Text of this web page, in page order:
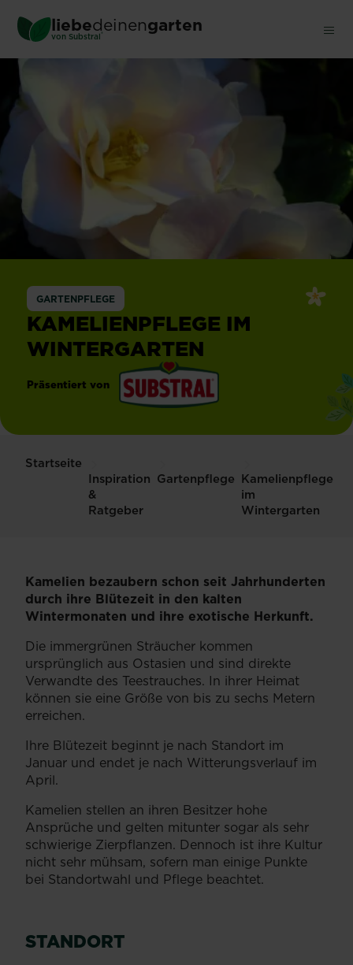
main
content
liebedeinengarten
von Substral ®
GARTENPFLEGE
KAMELIENPFLEGE IM
WINTERGARTEN
Präsentiert von
Startseite
Inspiration
&
Ratgeber
Gartenpflege Kamelienpflege
im
Wintergarten
Kamelien bezaubern schon seit Jahrhunderten
durch ihre Blütezeit in den kalten
Wintermonaten und ihre exotische Herkunft.
Die immergrünen Sträucher kommen
ursprünglich aus Ostasien und sind direkte
Verwandte des Teestrauches. In ihrer Heimat
können sie eine Größe von bis zu sechs Metern
erreichen.
Ihre Blütezeit beginnt je nach Standort im
Januar und endet je nach Witterungsverlauf im
April.
Kamelien stellen an ihren Besitzer hohe
Ansprüche und gelten mitunter sogar als sehr
schwierige Zierpflanzen. Dennoch ist ihre Kultur
nicht sehr mühsam, sofern man einige Punkte
bei Standortwahl und Pflege beachtet.
STANDORT